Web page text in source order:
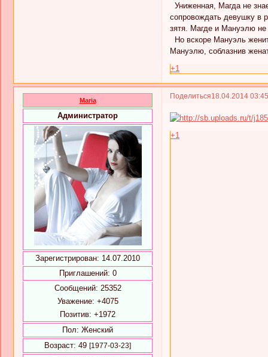
Униженная, Магда не
сопровождать девушку в
зятя. Магде и Мануэлю не
Но вскоре Мануэль
Мануэлю, соблазнив
+1
Поделиться18.04.2014
Maria
Администратор
Зарегистрирован: 14.07.2010
Приглашений: 0
Сообщений: 25352
Уважение: +4075
Позитив: +1972
Пол: Женский
Возраст: 49 [1977-03-23]
+1